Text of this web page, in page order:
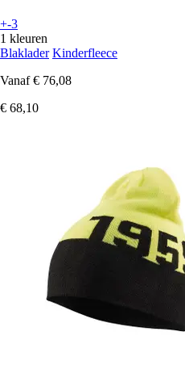
+-3
1 kleuren
Blaklader Kinderfleece
Vanaf € 76,08
€ 68,10